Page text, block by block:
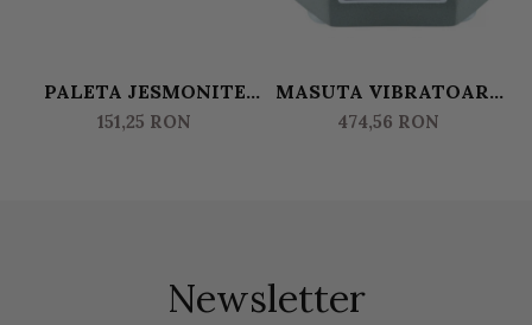
PALETA JESMONITE
PENTRU AMESTECARE
151,25 RON
MASUTA VIBRATOARE
PENTRU ELIMINAREA
474,56 RON
Newsletter